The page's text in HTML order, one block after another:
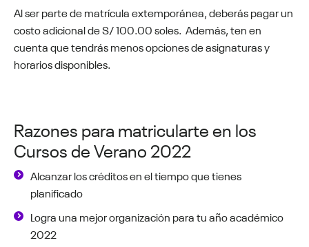
Al ser parte de matrícula extemporánea, deberás pagar un
costo adicional de S/ 100.00 soles. Además, ten en
cuenta que tendrás menos opciones de asignaturas y
horarios disponibles.
Razones para matricularte en los
Cursos de Verano 2022
Alcanzar los créditos en el tiempo que tienes
planificado
Logra una mejor organización para tu año académico
2022